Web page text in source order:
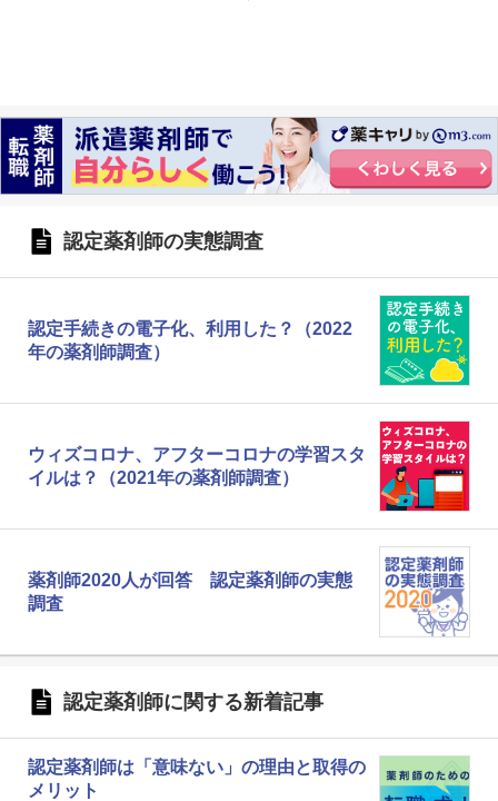
認定薬剤師の実態調査
認定手続きの電子化、利用した？（2022
年の薬剤師調査）
ウィズコロナ、アフターコロナの学習スタ
イルは？（2021年の薬剤師調査）
薬剤師2020人が回答 認定薬剤師の実態
調査
認定薬剤師に関する新着記事
認定薬剤師は「意味ない」の理由と取得の
メリット